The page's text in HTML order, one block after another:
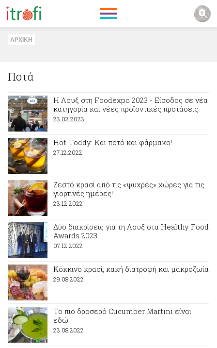
ΑΡΧΙΚΗ
Ποτά
H Λουξ στη Foodexpo 2023 - Είσοδος σε νέα
κατηγορία και νέες προϊοντικές προτάσεις
23.03.2023
Ηot Τoddy: Και ποτό και φάρμακο!
27.12.2022
Ζεστό κρασί από τις «ψυχρές» χώρες για τις
γιορτινές ημέρες!
23.12.2022
Δύο διακρίσεις για τη Λουξ στα Healthy Food
Awards 2023
07.12.2022
Κόκκινο κρασί, κακή διατροφή και μακροζωία
29.08.2022
Το πιο δροσερό Cucumber Martini είναι
εδώ!
23.08.2022